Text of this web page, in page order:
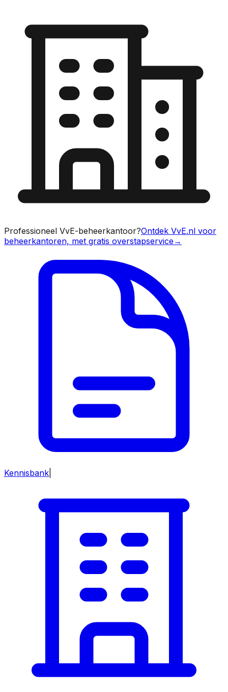
Professioneel VvE-beheerkantoor?Ontdek VvE.nl voor
beheerkantoren, met gratis overstapservice→
Kennisbank